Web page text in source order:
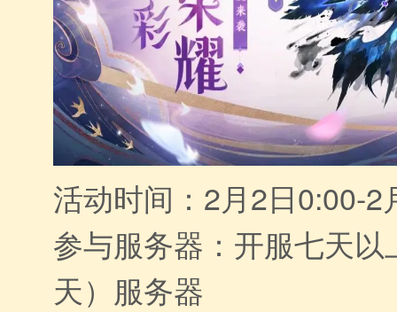
活动时间：2月2日0:00-2
参与服务器：开服七天以
天）服务器